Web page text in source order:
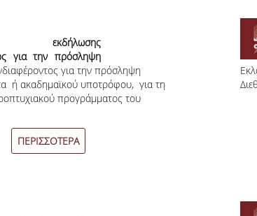
εκδήλωσης
για την πρόσληψη
διδάσκοντα ή
υποτρόφου, για τη
μαθήματος
για την πρόσληψη
ή ακαδημαϊκού υποτρόφου, για τη
προγράμματος του
ΠΕΡΙΣΣΟΤΕΡΑ